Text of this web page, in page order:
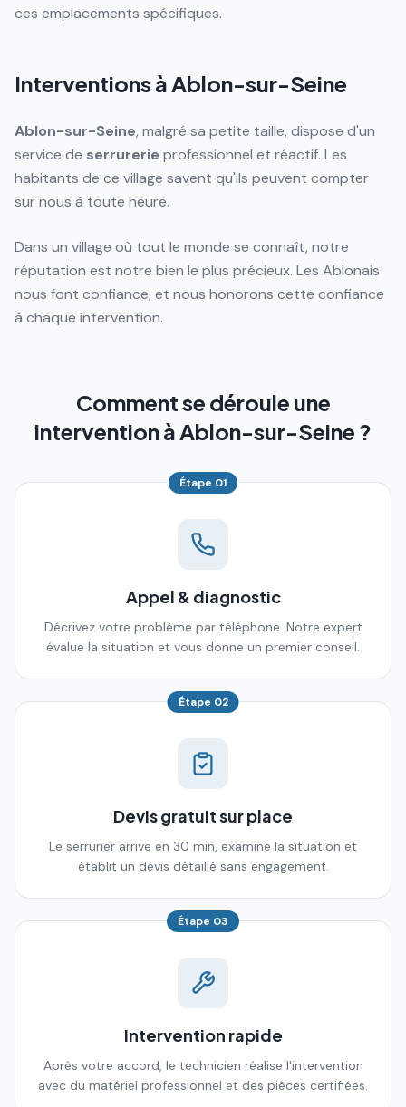
ces emplacements spécifiques.
Interventions à Ablon-sur-Seine
Ablon-sur-Seine, malgré sa petite taille, dispose d'un
service de serrurerie professionnel et réactif. Les
habitants de ce village savent qu'ils peuvent compter
sur nous à toute heure.
Dans un village où tout le monde se connaît, notre
réputation est notre bien le plus précieux. Les Ablonais
nous font confiance, et nous honorons cette confiance
à chaque intervention.
Comment se déroule une
intervention à Ablon-sur-Seine ?
Étape 01
Appel & diagnostic
Décrivez votre problème par téléphone. Notre expert
évalue la situation et vous donne un premier conseil.
Étape 02
Devis gratuit sur place
Le serrurier arrive en 30 min, examine la situation et
établit un devis détaillé sans engagement.
Étape 03
Intervention rapide
Après votre accord, le technicien réalise l'intervention
avec du matériel professionnel et des pièces certifiées.